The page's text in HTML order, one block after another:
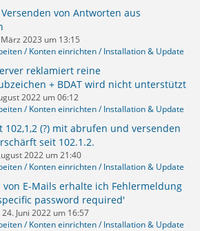
von Antworten aus
2023 um 13:15
/ Konten einrichten / Installation & Update
reklamiert reine
+ BDAT wird nicht unterstützt
2022 um 06:12
/ Konten einrichten / Installation & Update
102,1,2 (?) mit abrufen und versenden
seit 102.1.2.
2022 um 21:40
/ Konten einrichten / Installation & Update
von E-Mails erhalte ich Fehlermeldung
password required'
24. Juni 2022 um 16:57
/ Konten einrichten / Installation & Update